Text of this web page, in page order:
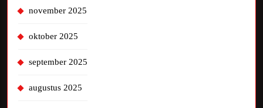
november 2025
oktober 2025
september 2025
augustus 2025